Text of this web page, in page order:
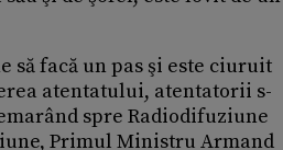
să facă un pas şi este ciuruit
atentatului, atentatorii s-
spre Radiodifuziune
Primul Ministru Armand